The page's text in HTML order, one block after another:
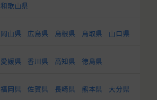
和歌山県
岡山県 広島県 島根県 鳥取県 山口県
愛媛県 香川県 高知県 徳島県
福岡県 佐賀県 長崎県 熊本県
大分県